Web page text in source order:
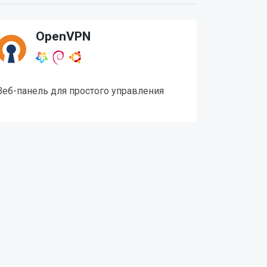
OpenVPN
панель для простого управления